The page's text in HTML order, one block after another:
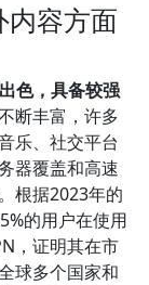
内容方面
色，具备较强
断丰富，许多
乐、社交平台
器覆盖和高速
根据2023年的
的用户在使用
，证明其在市
球多个国家和